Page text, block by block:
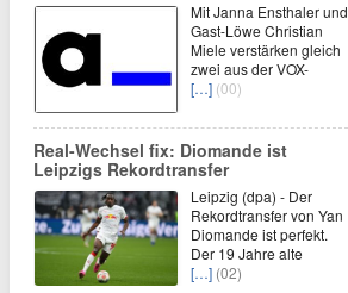
Mit Janna Ensthaler und
Gast-Löwe Christian
Miele verstärken gleich
zwei aus der VOX-
[…] (00)
Real-Wechsel fix: Diomande ist
Leipzigs Rekordtransfer
Leipzig (dpa) - Der
Rekordtransfer von Yan
Diomande ist perfekt.
Der 19 Jahre alte
[…] (02)